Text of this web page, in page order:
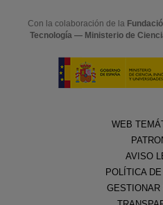
Con la colaboración de la
Tecnología — Ministerio de
WEB
AVISO
POLÍTICA
GESTIONAR